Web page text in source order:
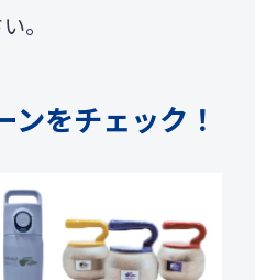
。
ンをチェック！